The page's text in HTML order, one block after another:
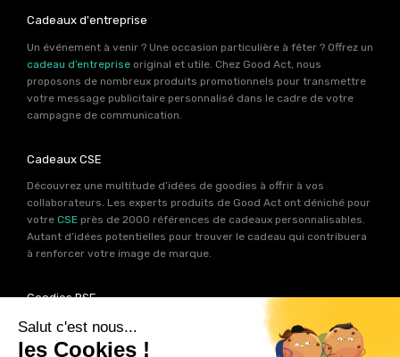
Cadeaux d'entreprise
Un événement à venir ? Une occasion particulière à fêter ? Offrez un
cadeau d’entreprise original et utile. Chez Good Act, nous
proposons de nombreux produits promotionnels pour transmettre
votre message publicitaire personnalisé dans le cadre de votre
campagne de communication.
Cadeaux CSE
Découvrez une multitude d’idées de goodies à offrir à vos
collaborateurs. Les experts produits de Good Act ont déniché pour
votre CSE près de 2000 références de cadeaux personnalisables.
Autant d’idées potentielles pour trouver le cadeau qui contribuera
à renforcer votre image de marque.
Goodies RSE
Vous souhaitez communiquer en accord avec vos valeurs ? Ca
tombe bien ! Un grand nombre de produits présents sur Good Act